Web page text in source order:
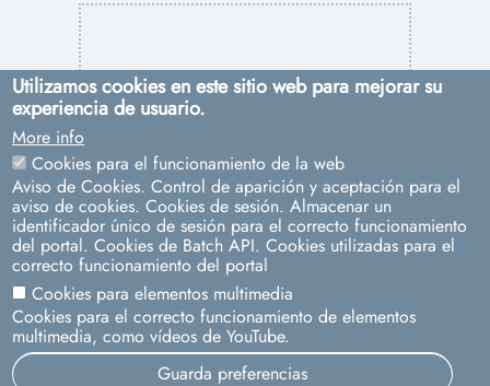
PROTECCIÓN DE DATOS
Pabellón de Uruguay. Avda. de Chile, s/n - Sevilla 41013
Contacto:dpd@us.es
Utilizamos cookies en este sitio web para mejorar su
experiencia de usuario.
More info
Cookies para el funcionamiento de la web
Aviso de Cookies. Control de aparición y aceptación para el
aviso de cookies. Cookies de sesión. Almacenar un
identificador único de sesión para el correcto funcionamiento
del portal. Cookies de Batch API. Cookies utilizadas para el
correcto funcionamiento del portal
Cookies para elementos multimedia
Cookies para el correcto funcionamiento de elementos
multimedia, como vídeos de YouTube.
Guarda preferencias